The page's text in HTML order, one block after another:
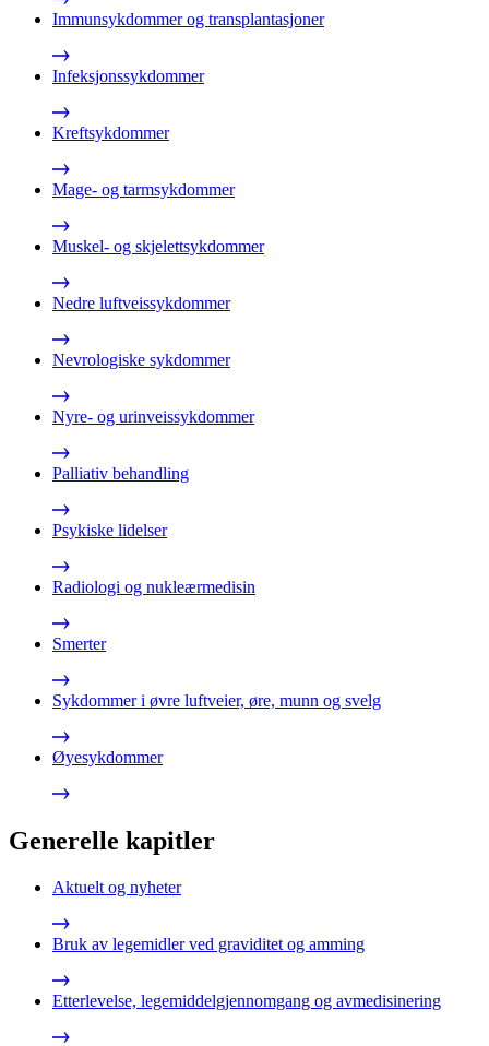
Immunsykdommer og transplantasjoner
Infeksjonssykdommer
Kreftsykdommer
Mage- og tarmsykdommer
Muskel- og skjelettsykdommer
Nedre luftveissykdommer
Nevrologiske sykdommer
Nyre- og urinveissykdommer
Palliativ behandling
Psykiske lidelser
Radiologi og nukleærmedisin
Smerter
Sykdommer i øvre luftveier, øre, munn og svelg
Øyesykdommer
Generelle kapitler
Aktuelt og nyheter
Bruk av legemidler ved graviditet og amming
Etterlevelse, legemiddelgjennomgang og avmedisinering